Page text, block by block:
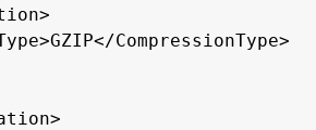
CompressionType>